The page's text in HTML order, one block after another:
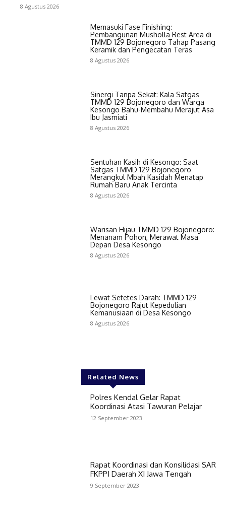
8 Agustus 2026
Memasuki Fase Finishing:
Pembangunan Musholla Rest Area di
TMMD 129 Bojonegoro Tahap Pasang
Keramik dan Pengecatan Teras
8 Agustus 2026
Sinergi Tanpa Sekat: Kala Satgas
TMMD 129 Bojonegoro dan Warga
Kesongo Bahu-Membahu Merajut Asa
Ibu Jasmiati
8 Agustus 2026
Sentuhan Kasih di Kesongo: Saat
Satgas TMMD 129 Bojonegoro
Merangkul Mbah Kasidah Menatap
Rumah Baru Anak Tercinta
8 Agustus 2026
Warisan Hijau TMMD 129 Bojonegoro:
Menanam Pohon, Merawat Masa
Depan Desa Kesongo
8 Agustus 2026
Lewat Setetes Darah: TMMD 129
Bojonegoro Rajut Kepedulian
Kemanusiaan di Desa Kesongo
8 Agustus 2026
Related News
Polres Kendal Gelar Rapat
Koordinasi Atasi Tawuran Pelajar
12 September 2023
Rapat Koordinasi dan Konsilidasi SAR
FKPPI Daerah XI Jawa Tengah
9 September 2023